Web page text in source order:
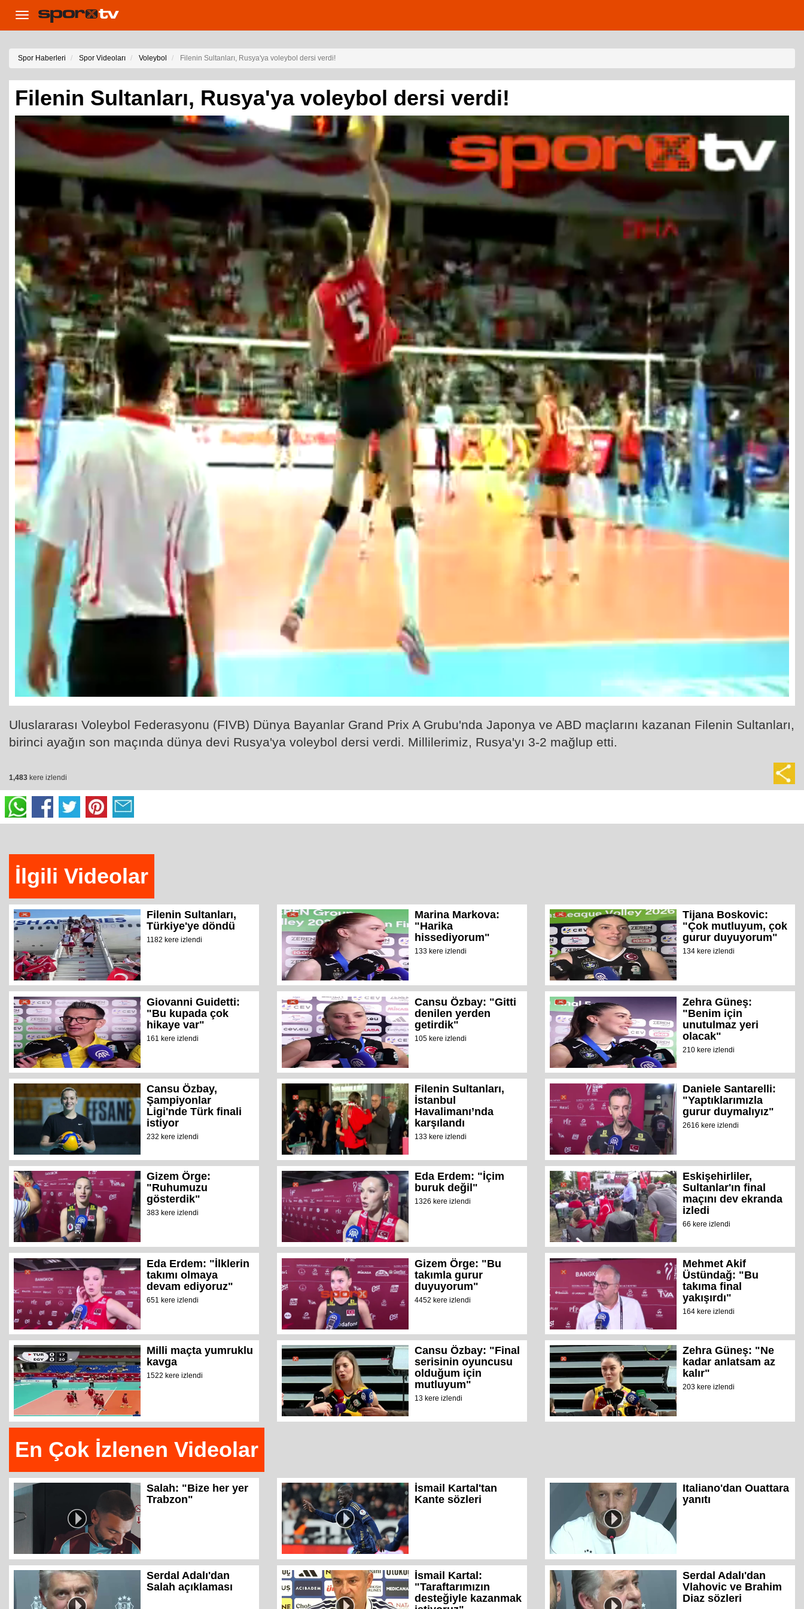
Toggle
navigation
Spor Haberleri Spor Videoları Voleybol Filenin Sultanları, Rusya'ya voleybol dersi verdi!
Filenin Sultanları, Rusya'ya voleybol dersi verdi!
Uluslararası Voleybol Federasyonu (FIVB) Dünya Bayanlar Grand Prix A Grubu'nda Japonya ve ABD maçlarını kazanan Filenin Sultanları,
birinci ayağın son maçında dünya devi Rusya'ya voleybol dersi verdi. Millilerimiz, Rusya'yı 3-2 mağlup etti.
1,483 kere izlendi
İlgili Videolar
Filenin Sultanları,
Türkiye'ye döndü
1182 kere izlendi
Marina Markova:
"Harika
hissediyorum"
133 kere izlendi
Tijana Boskovic:
"Çok mutluyum, çok
gurur duyuyorum"
134 kere izlendi
Giovanni Guidetti:
"Bu kupada çok
hikaye var"
161 kere izlendi
Cansu Özbay: "Gitti
denilen yerden
getirdik"
105 kere izlendi
Zehra Güneş:
"Benim için
unutulmaz yeri
olacak"
210 kere izlendi
Cansu Özbay,
Şampiyonlar
Ligi'nde Türk finali
istiyor
232 kere izlendi
Filenin Sultanları,
İstanbul
Havalimanı’nda
karşılandı
133 kere izlendi
Daniele Santarelli:
"Yaptıklarımızla
gurur duymalıyız"
2616 kere izlendi
Gizem Örge:
"Ruhumuzu
gösterdik"
383 kere izlendi
Eda Erdem: "İçim
buruk değil"
1326 kere izlendi
Eskişehirliler,
Sultanlar'ın final
maçını dev ekranda
izledi
66 kere izlendi
Eda Erdem: "İlklerin
takımı olmaya
devam ediyoruz"
651 kere izlendi
Gizem Örge: "Bu
takımla gurur
duyuyorum"
4452 kere izlendi
Mehmet Akif
Üstündağ: "Bu
takıma final
yakışırdı"
164 kere izlendi
Milli maçta yumruklu
kavga
1522 kere izlendi
Cansu Özbay: "Final
serisinin oyuncusu
olduğum için
mutluyum"
13 kere izlendi
Zehra Güneş: "Ne
kadar anlatsam az
kalır"
203 kere izlendi
En Çok İzlenen Videolar
Salah: "Bize her yer
Trabzon"
İsmail Kartal'tan
Kante sözleri
Italiano'dan Ouattara
yanıtı
Serdal Adalı'dan
Salah açıklaması
İsmail Kartal:
"Taraftarımızın
desteğiyle kazanmak
Serdal Adalı'dan
Vlahovic ve Brahim
Diaz sözleri